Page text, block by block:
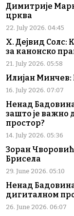
Димитрије
црква
22. July 2026. 04:45
Х. Дејвид Солс:
за канонско
21. July 2026. 05:58
Илијан Минчев:
16. July 2026. 07:07
Ненад
зашто је важно
простор?
14. July 2026. 05:36
Зоран
Брисела
29. June 2026. 05:10
Ненад
дигиталном
26. June 2026. 06:07